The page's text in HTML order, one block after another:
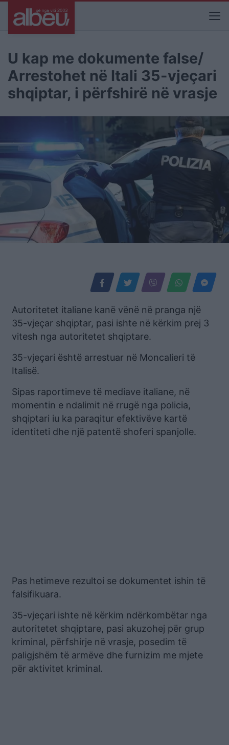
U kap me dokumente false/
Arrestohet në Itali 35-vjeçari
shqiptar, i përfshirë në vrasje
Autoritetet italiane kanë vënë në pranga një
35-vjeçar shqiptar, pasi ishte në kërkim prej 3
vitesh nga autoritetet shqiptare.
35-vjeçari është arrestuar në Moncalieri të
Italisë.
Sipas raportimeve të mediave italiane, në
momentin e ndalimit në rrugë nga policia,
shqiptari iu ka paraqitur efektivëve kartë
identiteti dhe një patentë shoferi spanjolle.
Pas hetimeve rezultoi se dokumentet ishin të
falsifikuara.
35-vjeçari ishte në kërkim ndërkombëtar nga
autoritetet shqiptare, pasi akuzohej për grup
kriminal, përfshirje në vrasje, posedim të
paligjshëm të armëve dhe furnizim me mjete
për aktivitet kriminal.